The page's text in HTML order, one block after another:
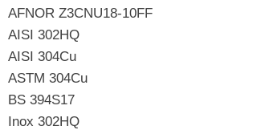
AFNOR Z3CNU18-10FF
AISI 302HQ
AISI 304Cu
ASTM 304Cu
BS 394S17
Inox 302HQ